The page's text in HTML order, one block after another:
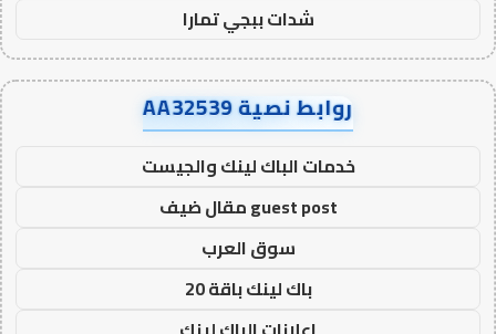
شدات ببجي تمارا
روابط نصية AA32539
خدمات الباك لينك والجيست
guest post مقال ضيف
سوق العرب
باك لينك باقة 20